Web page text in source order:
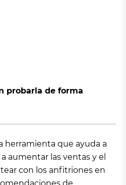
probarla de forma
herramienta que ayuda a
aumentar las ventas y el
con los anfitriones en
de